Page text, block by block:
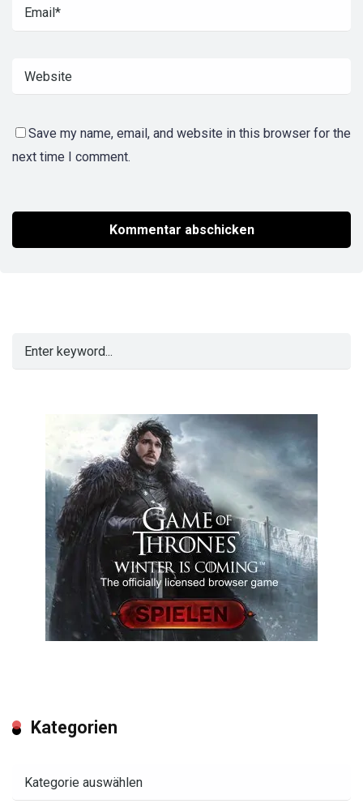
Save my name, email, and website in this browser for the
next time I comment.
Kategorien